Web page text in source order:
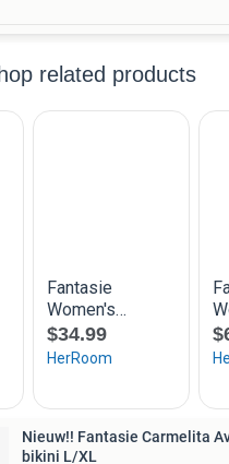
Nieuw!! Fantasie Carmelita
bikini L/XL